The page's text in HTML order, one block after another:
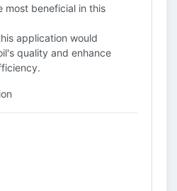
most beneficial in this
application would
quality and enhance